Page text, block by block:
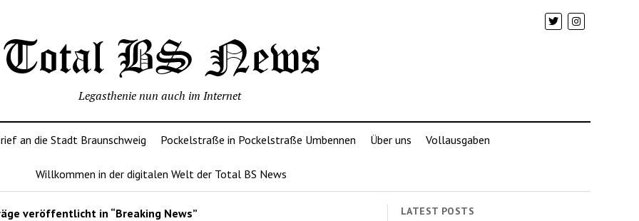
Legasthenie nun auch im Internet
an die Stadt Braunschweig Pockelstraße in Pockelstraße Umbennen Über uns Vollausgaben
Willkommen in der digitalen Welt der Total BS News
veröffentlicht in “Breaking News” LATEST POSTS